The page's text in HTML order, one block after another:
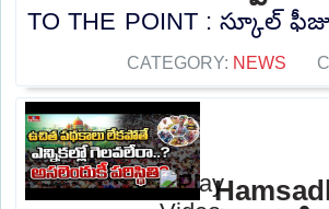
TO THE POINT : స్కూల్
CATEGORY: NEWS